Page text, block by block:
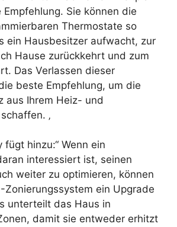
Sie können die
Thermostate so
ein Hausbesitzer aufwacht, zur
Hause zurückkehrt und zum
Das Verlassen dieser
beste Empfehlung, um die
aus Ihrem Heiz- und
‚
fügt hinzu:“ Wenn ein
interessiert ist, seinen
weiter zu optimieren, können
Zonierungssystem ein Upgrade
unterteilt das Haus in
damit sie entweder erhitzt